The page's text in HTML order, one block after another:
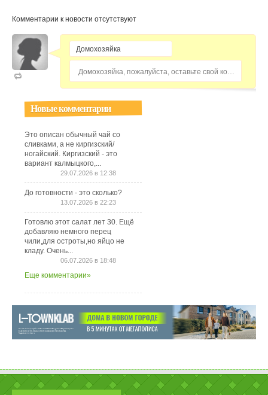
Комментарии к новости отсутствуют
Домохозяйка, пожалуйста, оставьте свой комментарий...
Новые комментарии
Это описан обычный чай со
сливками, а не киргизский/
ногайский. Киргизский - это
вариант калмыцкого,...
29.07.2026 в 12:38
До готовности - это сколько?
13.07.2026 в 22:23
Готовлю этот салат лет 30. Ещё
добавляю немного перец
чили,для остроты,но яйцо не
кладу. Очень...
06.07.2026 в 18:48
Еще комментарии»